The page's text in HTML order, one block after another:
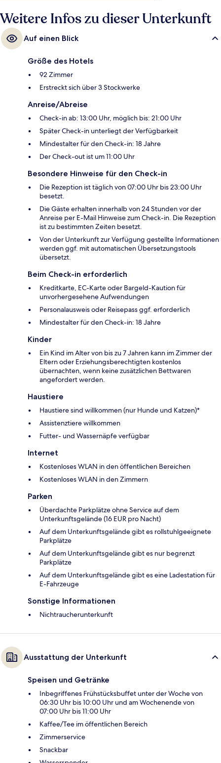
Weitere Infos zu dieser Unterkunft
Auf einen Blick
Größe des Hotels
92 Zimmer
Erstreckt sich über 3 Stockwerke
Anreise/Abreise
Check-in ab: 13:00 Uhr, möglich bis: 21:00 Uhr
Später Check-in unterliegt der Verfügbarkeit
Mindestalter für den Check-in: 18 Jahre
Der Check-out ist um 11:00 Uhr
Besondere Hinweise für den Check-in
Die Rezeption ist täglich von 07:00 Uhr bis 23:00 Uhr
besetzt.
Die Gäste erhalten innerhalb von 24 Stunden vor der
Anreise per E-Mail Hinweise zum Check-in. Die Rezeption
ist zu bestimmten Zeiten besetzt.
Von der Unterkunft zur Verfügung gestellte Informationen
werden ggf. mit automatischen Übersetzungstools
übersetzt.
Beim Check-in erforderlich
Kreditkarte, EC-Karte oder Bargeld-Kaution für
unvorhergesehene Aufwendungen
Personalausweis oder Reisepass ggf. erforderlich
Mindestalter für den Check-in: 18 Jahre
Kinder
Ein Kind im Alter von bis zu 7 Jahren kann im Zimmer der
Eltern oder Erziehungsberechtigten kostenlos
übernachten, wenn keine zusätzlichen Bettwaren
angefordert werden.
Haustiere
Haustiere sind willkommen (nur Hunde und Katzen)*
Assistenztiere willkommen
Futter- und Wassernäpfe verfügbar
Internet
Kostenloses WLAN in den öffentlichen Bereichen
Kostenloses WLAN in den Zimmern
Parken
Überdachte Parkplätze ohne Service auf dem
Unterkunftsgelände (16 EUR pro Nacht)
Auf dem Unterkunftsgelände gibt es rollstuhlgeeignete
Parkplätze
Auf dem Unterkunftsgelände gibt es nur begrenzt
Parkplätze
Auf dem Unterkunftsgelände gibt es eine Ladestation für
E-Fahrzeuge
Sonstige Informationen
Nichtraucherunterkunft
Ausstattung der Unterkunft
Speisen und Getränke
Inbegriffenes Frühstücksbuffet unter der Woche von
06:30 Uhr bis 10:00 Uhr und am Wochenende von
07:00 Uhr bis 11:00 Uhr
Kaffee/Tee im öffentlichen Bereich
Zimmerservice
Snackbar